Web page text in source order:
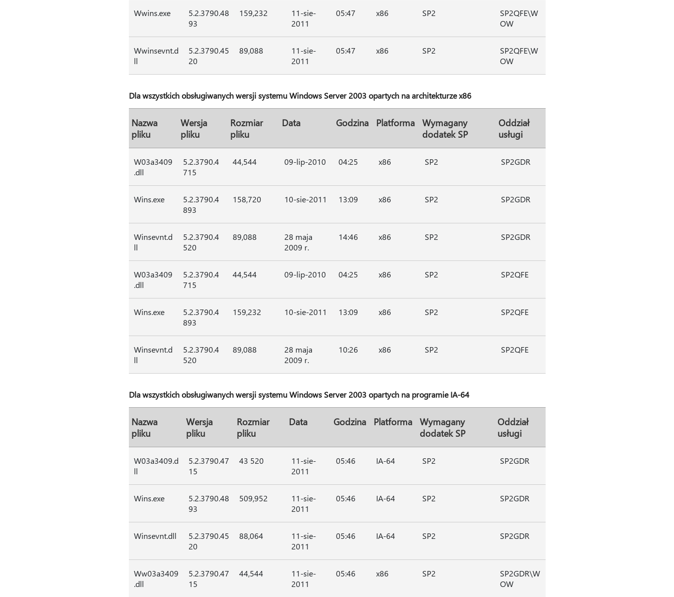
Wwins.exe
5.2.3790.48
93
159,232
11-sie-
2011
05:47 x86 SP2
SP2QFE\W
OW
Wwinsevnt.d
ll
5.2.3790.45
20
89,088
11-sie-
2011
05:47 x86 SP2
SP2QFE\W
OW
Dla wszystkich obsługiwanych wersji systemu Windows Server 2003 opartych na architekturze x86
Nazwa
pliku
Wersja
pliku
Rozmiar
pliku
Data Godzina Platforma
Wymagany
dodatek SP
Oddział
usługi
W03a3409
.dll
5.2.3790.4
715
44,544 09-lip-2010 04:25 x86 SP2 SP2GDR
Wins.exe
5.2.3790.4
893
158,720 10-sie-2011 13:09 x86 SP2 SP2GDR
Winsevnt.d
ll
5.2.3790.4
520
89,088
28 maja
2009 r.
14:46 x86 SP2 SP2GDR
W03a3409
.dll
5.2.3790.4
715
44,544 09-lip-2010 04:25 x86 SP2 SP2QFE
Wins.exe
5.2.3790.4
893
159,232 10-sie-2011 13:09 x86 SP2 SP2QFE
Winsevnt.d
ll
5.2.3790.4
520
89,088
28 maja
2009 r.
10:26 x86 SP2 SP2QFE
Dla wszystkich obsługiwanych wersji systemu Windows Server 2003 opartych na programie IA-64
Nazwa
pliku
Wersja
pliku
Rozmiar
pliku
Data Godzina Platforma
Wymagany
dodatek SP
Oddział
usługi
W03a3409.d
ll
5.2.3790.47
15
43 520
11-sie-
2011
05:46 IA-64 SP2 SP2GDR
Wins.exe
5.2.3790.48
93
509,952
11-sie-
2011
05:46 IA-64 SP2 SP2GDR
Winsevnt.dll
5.2.3790.45
20
88,064
11-sie-
2011
05:46 IA-64 SP2 SP2GDR
Ww03a3409
.dll
5.2.3790.47
15
44,544
11-sie-
2011
05:46 x86 SP2
SP2GDR\W
OW